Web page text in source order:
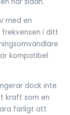
med en
frekvensen i ditt
kompatibel
dock inte
kraft som en
farligt att